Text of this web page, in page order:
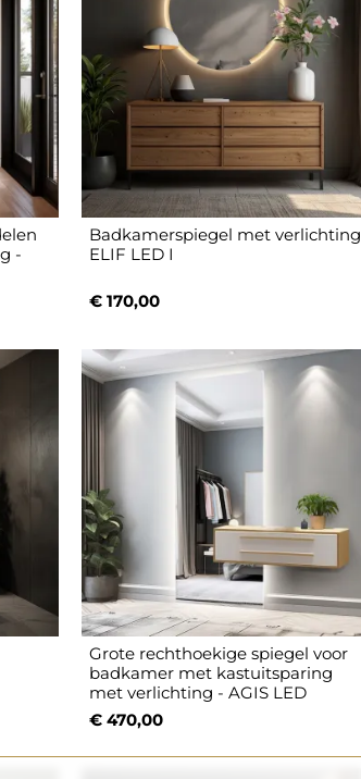
-
Badkamerspiegel met verlichting
ELIF LED I
€ 170,00
Grote rechthoekige spiegel voor
badkamer met kastuitsparing
met verlichting - AGIS LED
€ 470,00